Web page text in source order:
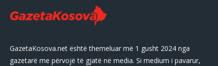
GazetaKosova.net është themeluar më 1 gusht 2024 nga
gazetarë me përvojë të gjatë në media. Si medium i pavarur,